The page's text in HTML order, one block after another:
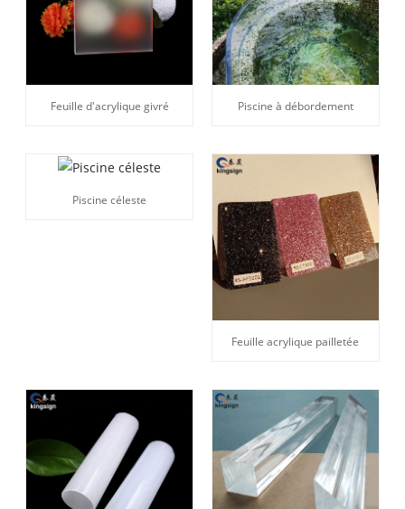
Feuille d'acrylique givré Piscine à débordement
Piscine céleste
Feuille acrylique pailletée